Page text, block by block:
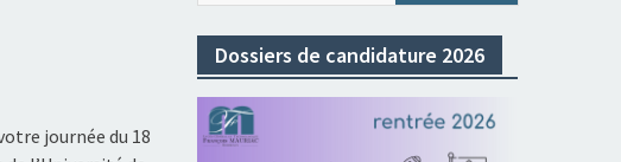
journée du 18
Dossiers de candidature 2026